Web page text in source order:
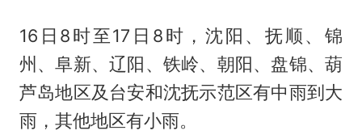
16日8时至17日8时，沈阳、抚顺、锦
州、阜新、辽阳、铁岭、朝阳、盘锦、葫
芦岛地区及台安和沈抚示范区有中雨到大
雨，其他地区有小雨。